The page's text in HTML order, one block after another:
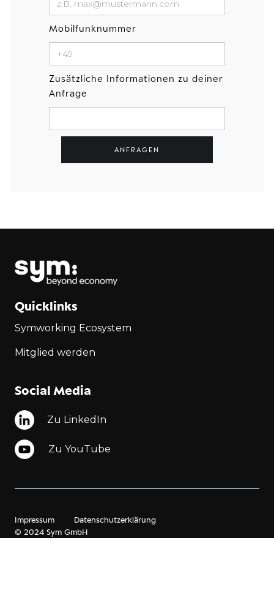
Mobilfunknummer
Zusätzliche Informationen zu deiner
Anfrage
Quicklinks
Symworking Ecosystem
Mitglied werden
Social Media
Zu LinkedIn
Zu YouTube
Impressum
Datenschutzerklärung
© 2024 Sym GmbH